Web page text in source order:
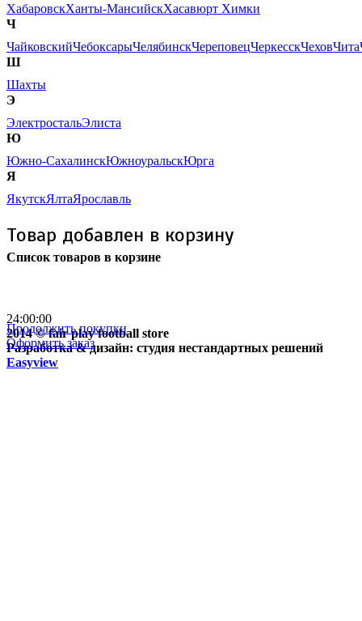
ХабаровскХанты-МансийскХасавюрт Химки
Ч
ЧайковскийЧебоксарыЧелябинскЧереповецЧеркесскЧеховЧита
Ш
Шахты
Э
ЭлектростальЭлиста
Ю
Южно-СахалинскЮжноуральскЮрга
Я
ЯкутскЯлтаЯрославль
Товар добавлен в корзину
Список товаров в корзине
Продолжить покупки
Оформить заказ
24:00:00
2014 © fair play football store
Разработка & дизайн: студия нестандартных решений
Easyview